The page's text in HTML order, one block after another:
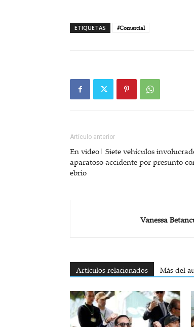
ETIQUETAS #Comercial
Artículo anterior
En video| Siete vehículos
aparatoso accidente por presunto
ebrio
Vanessa
Artículos relacionados Más del